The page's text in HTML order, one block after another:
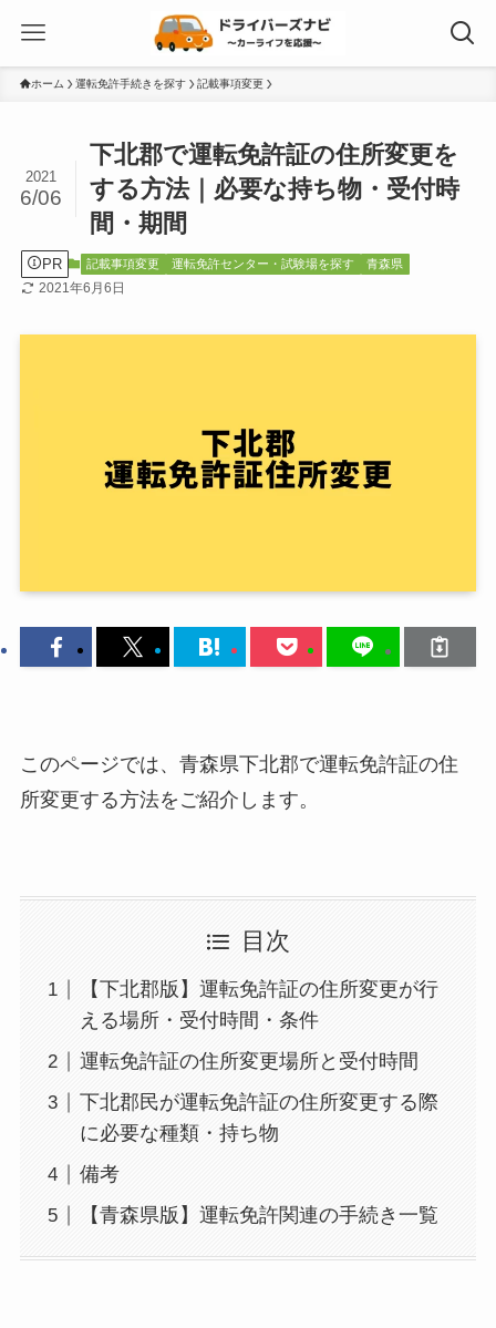
ホーム 運転免許手続きを探す 記載事項変更
下北郡で運転免許証の住所変更を
する方法｜必要な持ち物・受付時
間・期間
2021
6/06
PR 記載事項変更 運転免許センター・試験場を探す 青森県
2021年6月6日
このページでは、青森県下北郡で運転免許証の住
所変更する方法をご紹介します。
目次
【下北郡版】運転免許証の住所変更が行
える場所・受付時間・条件
運転免許証の住所変更場所と受付時間
下北郡民が運転免許証の住所変更する際
に必要な種類・持ち物
備考
【青森県版】運転免許関連の手続き一覧